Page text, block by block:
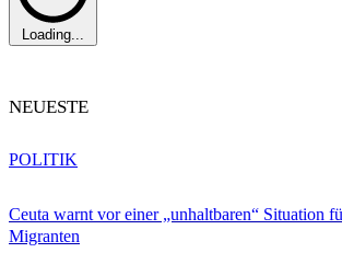
Loading...
NEUESTE
Ceuta warnt vor einer „unhaltbaren“ Situation
Migranten
POLITIK